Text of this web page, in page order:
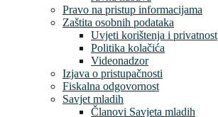
Pravo na pristup informacijama
Zaštita osobnih podataka
Uvjeti korištenja i privatnost
Politika kolačića
Videonadzor
Izjava o pristupačnosti
Fiskalna odgovornost
Savjet mladih
Članovi Savjeta mladih